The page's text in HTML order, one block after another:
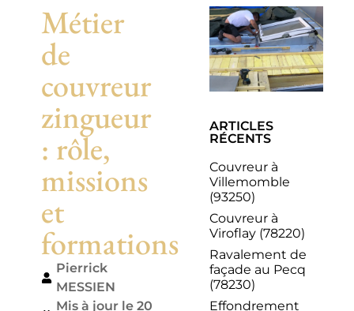
Métier
de
couvreur
zingueur
: rôle,
missions
et
formations
Pierrick
MESSIEN
Mis à jour le 20
ARTICLES
RÉCENTS
Couvreur à
Villemomble
(93250)
Couvreur à
Viroflay (78220)
Ravalement de
façade au Pecq
(78230)
Effondrement